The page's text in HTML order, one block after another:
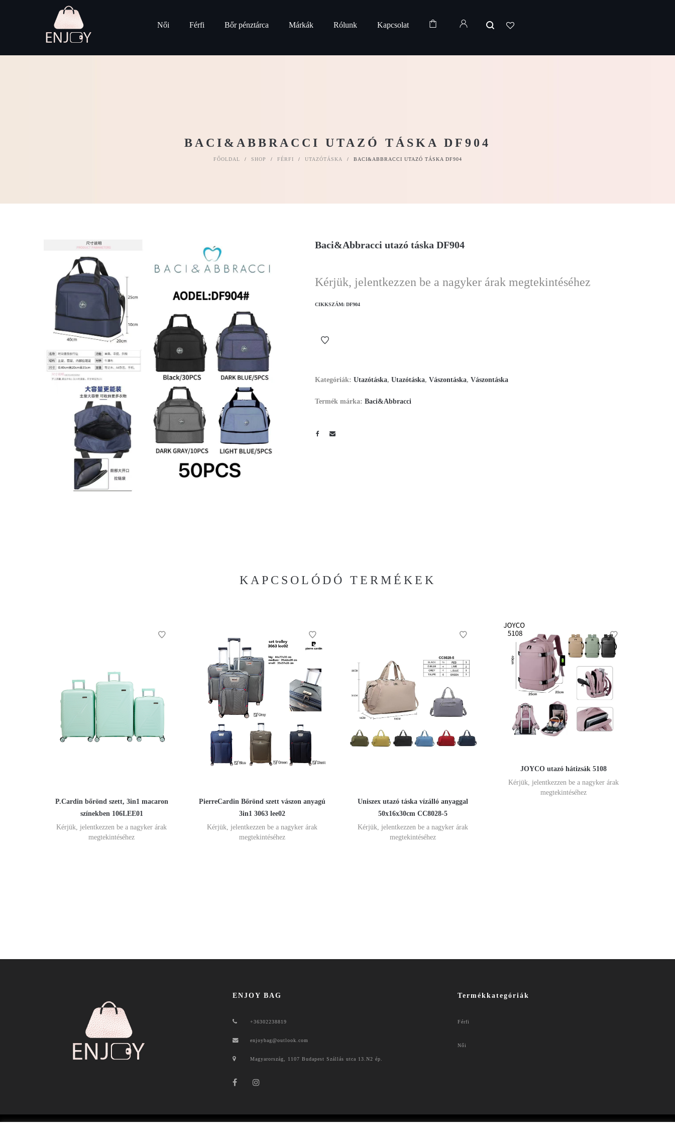
Női Férfi Bőr pénztárca Márkák Rólunk Kapcsolat
BACI&ABBRACCI UTAZÓ TÁSKA DF904
FŐOLDAL / SHOP / FÉRFI / UTAZÓTÁSKA / BACI&ABBRACCI UTAZÓ TÁSKA DF904
Baci&Abbracci utazó táska DF904
Kérjük, jelentkezzen be a nagyker árak megtekintéséhez
CIKKSZÁM: DF904
Kategóriák: Utazótáska, Utazótáska, Vászontáska, Vászontáska
Termék márka: Baci&Abbracci
KAPCSOLÓDÓ TERMÉKEK
P.Cardin bőrönd szett, 3in1 macaron
színekben 106LEE01
Kérjük, jelentkezzen be a nagyker árak
megtekintéséhez
PierreCardin Bőrönd szett vászon anyagú
3in1 3063 lee02
Kérjük, jelentkezzen be a nagyker árak
megtekintéséhez
Uniszex utazó táska vízálló anyaggal
50x16x30cm CC8028-5
Kérjük, jelentkezzen be a nagyker árak
megtekintéséhez
JOYCO utazó hátizsák 5108
Kérjük, jelentkezzen be a nagyker árak
megtekintéséhez
ENJOY BAG
+36302238819
enjoybag@outlook.com
Magyarország, 1107 Budapest Szállás utca 13.N2 ép.
Termékkategóriák
Férfi
Női